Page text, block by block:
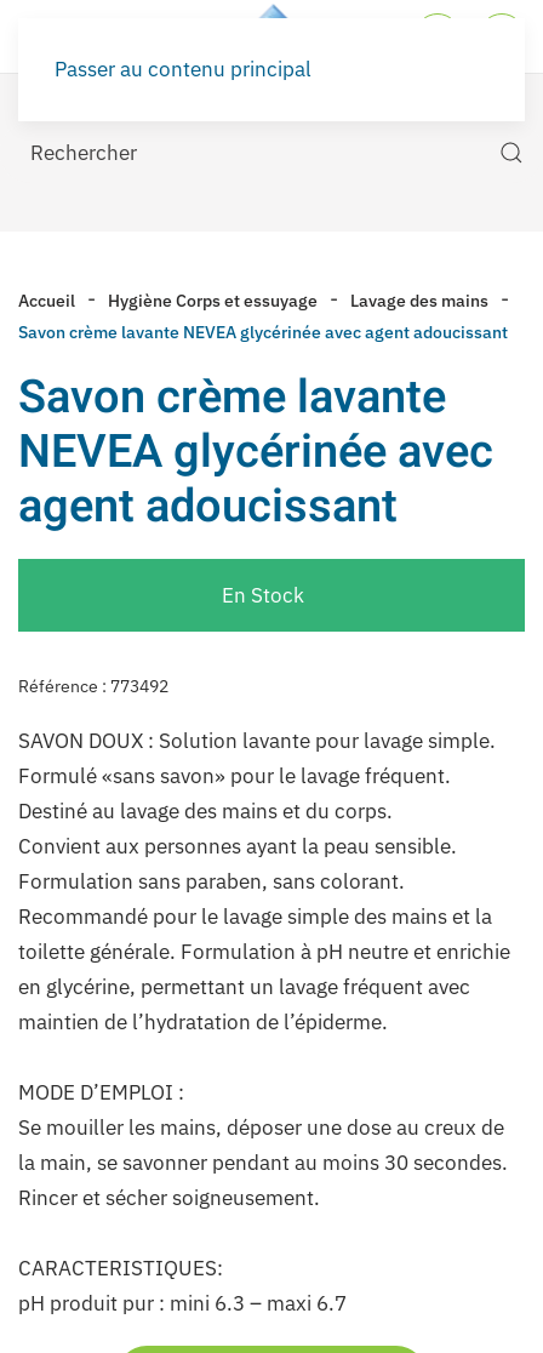
Passer au contenu principal
Accueil Hygiène Corps et essuyage
Lavage des mains
Savon crème lavante NEVEA glycérinée avec agent adoucissant
Savon crème lavante
NEVEA glycérinée avec
agent adoucissant
En Stock
Référence : 773492
SAVON DOUX : Solution lavante pour lavage simple.
Formulé «sans savon» pour le lavage fréquent.
Destiné au lavage des mains et du corps.
Convient aux personnes ayant la peau sensible.
Formulation sans paraben, sans colorant.
Recommandé pour le lavage simple des mains et la
toilette générale. Formulation à pH neutre et enrichie
en glycérine, permettant un lavage fréquent avec
maintien de l’hydratation de l’épiderme.
MODE D’EMPLOI :
Se mouiller les mains, déposer une dose au creux de
la main, se savonner pendant au moins 30 secondes.
Rincer et sécher soigneusement.
CARACTERISTIQUES:
pH produit pur : mini 6.3 – maxi 6.7